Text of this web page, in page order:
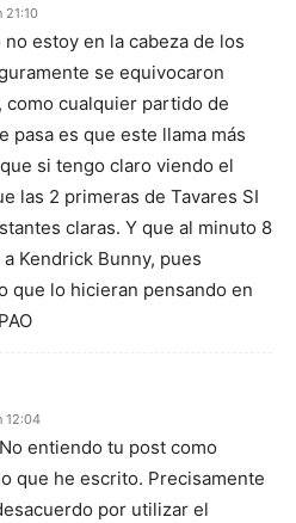
21:10
estoy en la cabeza de los
se equivocaron
como cualquier partido de
pasa es que este llama más
si tengo claro viendo el
las 2 primeras de Tavares SI
claras. Y que al minuto 8
Kendrick Bunny, pues
que lo hicieran pensando en
12:04
entiendo tu post como
que he escrito. Precisamente
por utilizar el